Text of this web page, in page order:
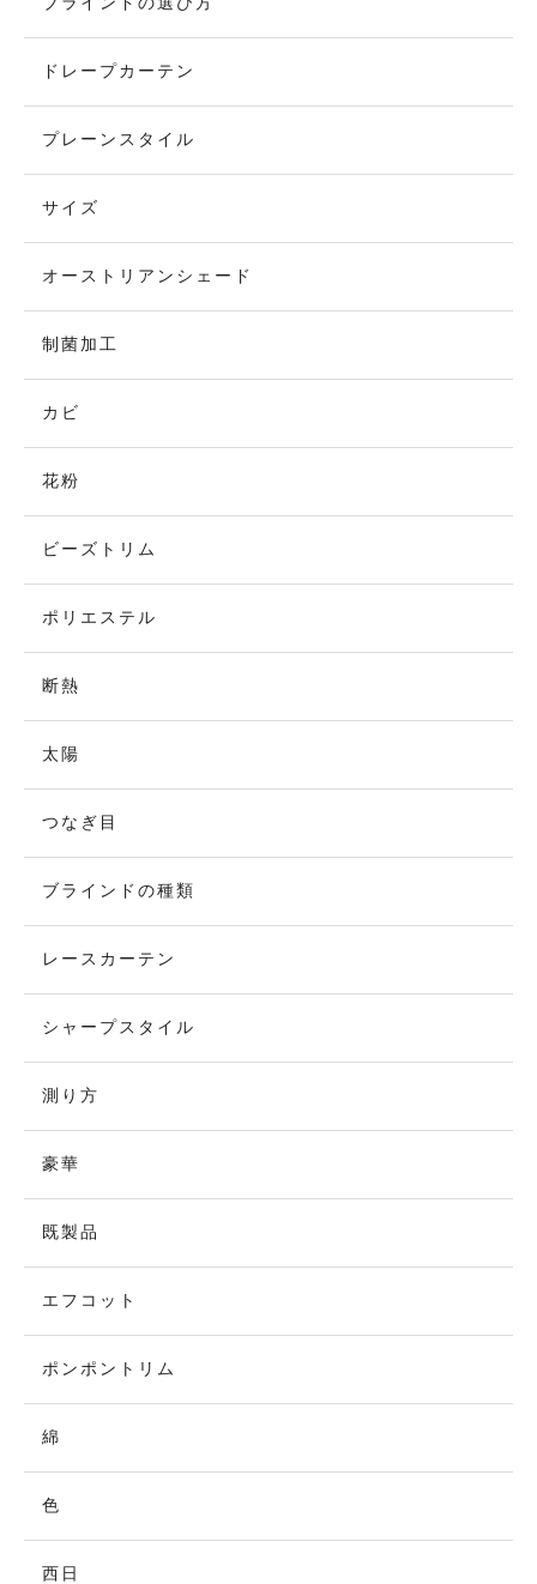
ドレープカーテン
プレーンスタイル
サイズ
オーストリアンシェード
制菌加工
カビ
花粉
ビーズトリム
ポリエステル
断熱
太陽
つなぎ目
ブラインドの種類
レースカーテン
シャープスタイル
測り方
豪華
既製品
エフコット
ポンポントリム
綿
色
西日